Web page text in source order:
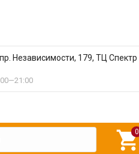
Независимости, 179, ТЦ